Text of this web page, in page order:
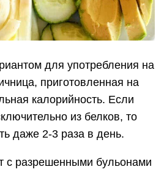
для употребления на
приготовленная на
калорийность. Если
из белков, то
даже 2-3 раза в день.
с разрешенными бульонами